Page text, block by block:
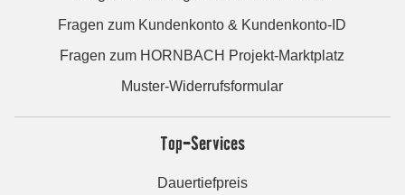
Fragen zum Kundenkonto & Kundenkonto-ID
Fragen zum HORNBACH Projekt-Marktplatz
Muster-Widerrufsformular
Top-Services
Dauertiefpreis